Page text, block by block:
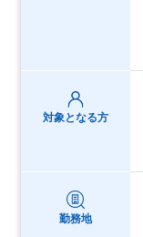
対象となる方
勤務地